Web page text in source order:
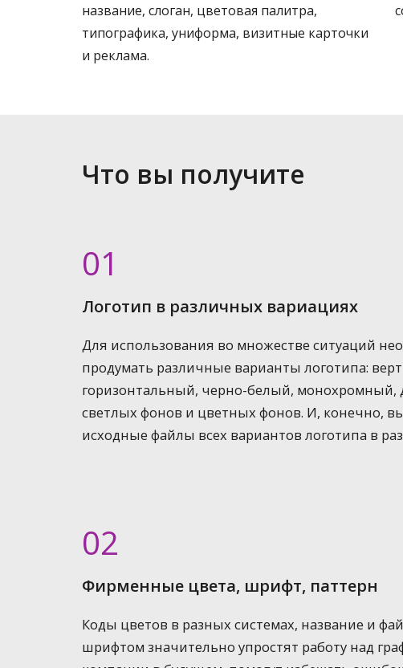
название, слоган, цветовая палитра,
типографика, униформа, визитные карточки
и реклама.
Что вы получите
01
Логотип в различных вариациях
Для использования во множестве ситуаций
продумать различные варианты логотипа:
горизонтальный, черно-белый, монохромный,
светлых фонов и цветных фонов. И, конечно,
исходные файлы всех вариантов логотипа в
02
Фирменные цвета, шрифт, паттерн
Коды цветов в разных системах, название и
шрифтом значительно упростят работу над